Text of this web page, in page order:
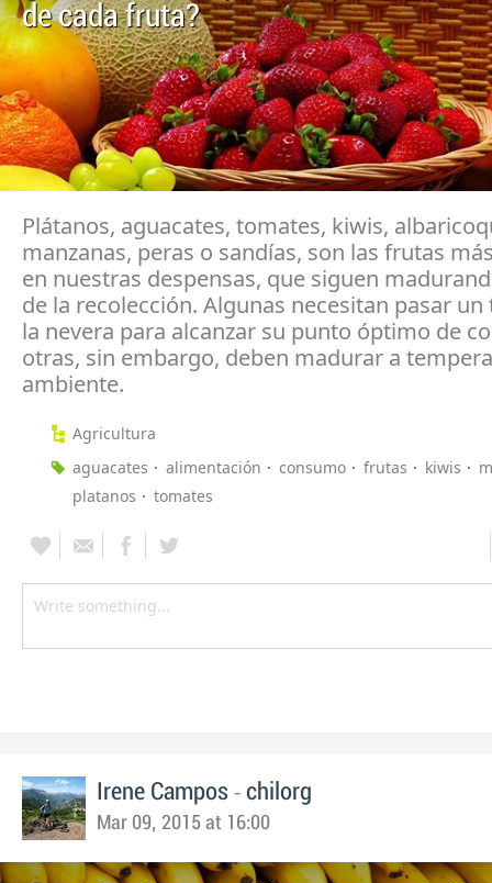
de cada fruta?
Plátanos, aguacates, tomates, kiwis,
manzanas, peras o sandías, son las frutas
en nuestras despensas, que siguen
de la recolección. Algunas necesitan pasar
la nevera para alcanzar su punto óptimo de
otras, sin embargo, deben madurar a
ambiente.
Agricultura
aguacates
alimentación consumo frutas kiwis
platanos
tomates
Irene Campos - chilorg
Mar 09, 2015 at 16:00